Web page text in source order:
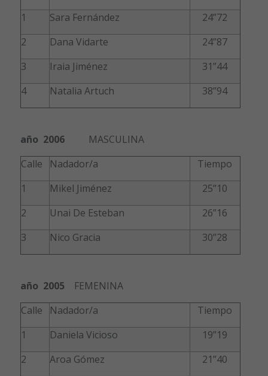
1
Sara Fernández
24”72
2
Dana Vidarte
24”87
3
Iraia Jiménez
31”44
4
Natalia Artuch 38”94
año 2006
MASCULINA
Calle
Nadador/a
Tiempo
1
Mikel Jiménez
25”10
2
Unai De Esteban
26”16
3
Nico Gracia 30”28
año 2005 FEMENINA
Calle
Nadador/a
Tiempo
1
Daniela Vicioso
19”19
2
Aroa Gómez
21”40